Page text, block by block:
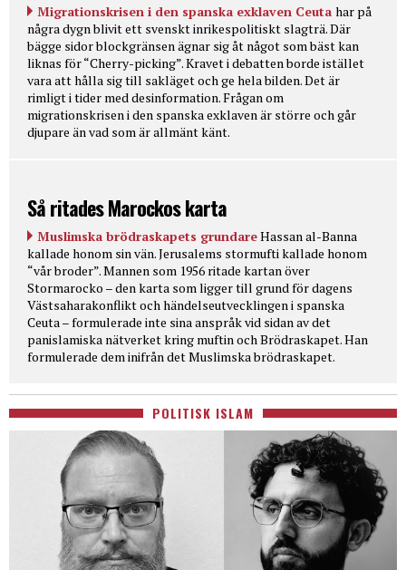
Migrationskrisen i den spanska exklaven Ceuta har på
några dygn blivit ett svenskt inrikespolitiskt slagträ. Där
bägge sidor blockgränsen ägnar sig åt något som bäst kan
liknas för “Cherry-picking”. Kravet i debatten borde istället
vara att hålla sig till sakläget och ge hela bilden. Det är
rimligt i tider med desinformation. Frågan om
migrationskrisen i den spanska exklaven är större och går
djupare än vad som är allmänt känt.
Så ritades Marockos karta
Muslimska brödraskapets grundareHassan al-Banna
kallade honom sin vän. Jerusalems stormufti kallade honom
“vår broder”. Mannen som 1956 ritade kartan över
Stormarocko – den karta som ligger till grund för dagens
Västsaharakonflikt och händelseutvecklingen i spanska
Ceuta – formulerade inte sina anspråk vid sidan av det
panislamiska nätverket kring muftin och Brödraskapet. Han
formulerade dem inifrån det Muslimska brödraskapet.
POLITISK ISLAM